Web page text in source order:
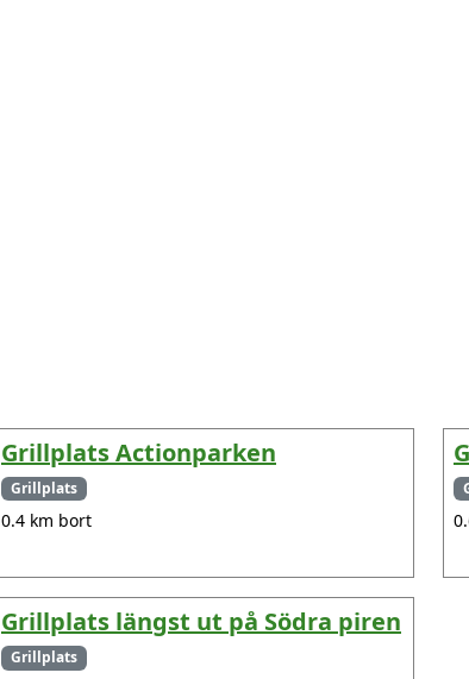
Grillplats Actionparken
Grillplats
0.4 km bort
Grillplats längst ut på Södra piren
Grillplats